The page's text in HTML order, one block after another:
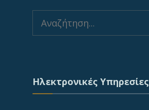
for:
Ηλεκτρονικές Υπηρεσίες